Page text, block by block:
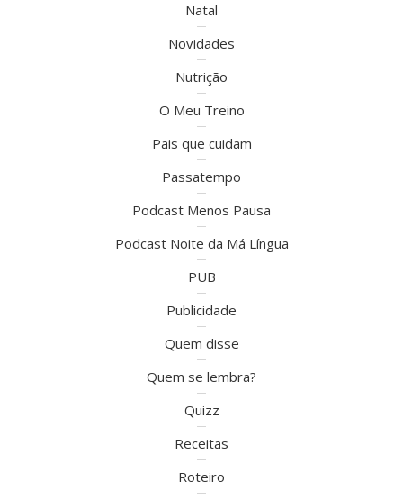
Natal
Novidades
Nutrição
O Meu Treino
Pais que cuidam
Passatempo
Podcast Menos Pausa
Podcast Noite da Má Língua
PUB
Publicidade
Quem disse
Quem se lembra?
Quizz
Receitas
Roteiro